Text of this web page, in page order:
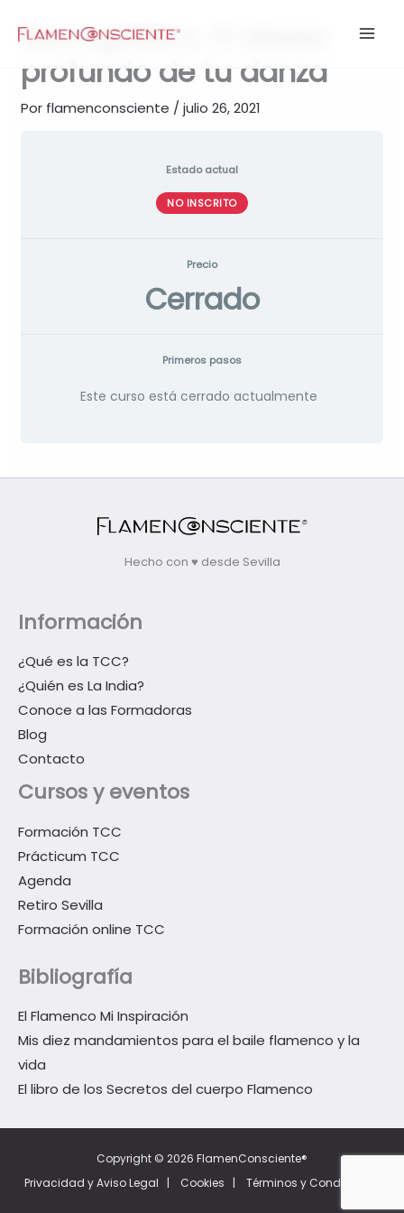
Monográfico. El deseo
profundo de tu danza
Por flamenconsciente /julio 26, 2021
Estado actual
NO INSCRITO
Precio
Cerrado
Primeros pasos
Este curso está cerrado actualmente
Hecho con ♥ desde Sevilla
Información
¿Qué es la TCC?
¿Quién es La India?
Conoce a las Formadoras
Blog
Contacto
Cursos y eventos
Formación TCC
Prácticum TCC
Agenda
Retiro Sevilla
Formación online TCC
Bibliografía
El Flamenco Mi Inspiración
Mis diez mandamientos para el baile flamenco y la
vida
El libro de los Secretos del cuerpo Flamenco
Copyright © 2026 FlamenConsciente®
Privacidad y Aviso Legal | Cookies | Términos y Condiciones